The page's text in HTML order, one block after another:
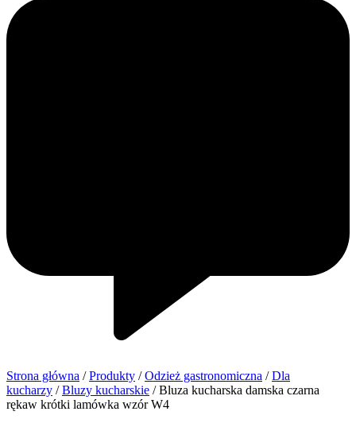
Strona główna /Produkty /Odzież gastronomiczna /Dla
kucharzy /Bluzy kucharskie / Bluza kucharska damska czarna
rękaw krótki lamówka wzór W4